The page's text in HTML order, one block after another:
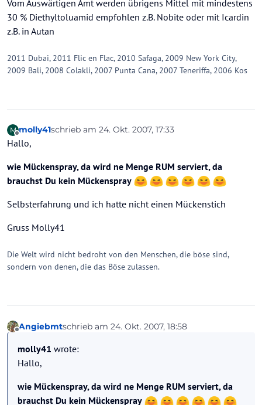
Vom Auswärtigen Amt werden übrigens Mittel mit mindestens
30 % Diethyltoluamid empfohlen z.B. Nobite oder mit Icardin
z.B. in Autan
2011 Dubai, 2011 Flic en Flac, 2010 Safaga, 2009 New York City,
2009 Bali, 2008 Colakli, 2007 Punta Cana, 2007 Teneriffa, 2006 Kos
M
Offline
molly41schrieb am 24. Okt. 2007, 17:33
zuletzt editiert von
Hallo,
wie Mückenspray, da wird ne Menge RUM serviert, da
brauchst Du kein Mückenspray
Selbsterfahrung und ich hatte nicht einen Mückenstich
Gruss Molly41
Die Welt wird nicht bedroht von den Menschen, die böse sind,
sondern von denen, die das Böse zulassen.
Angiebmtschrieb am 24. Okt. 2007, 18:58
zuletzt editiert von
molly41 wrote:
Hallo,
wie Mückenspray, da wird ne Menge RUM serviert, da
brauchst Du kein Mückenspray